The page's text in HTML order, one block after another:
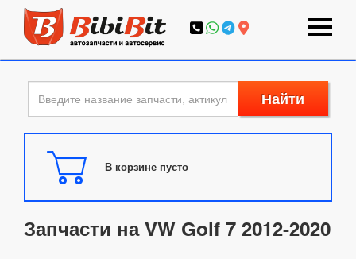
Найти
В корзине пусто
Запчасти на VW Golf 7 2012-2020